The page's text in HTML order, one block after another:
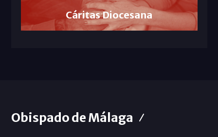
Cáritas Diocesana
Obispado de Málaga